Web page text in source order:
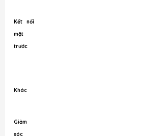
Kết nối
mặt
trước
Khác
Giảm
xóc